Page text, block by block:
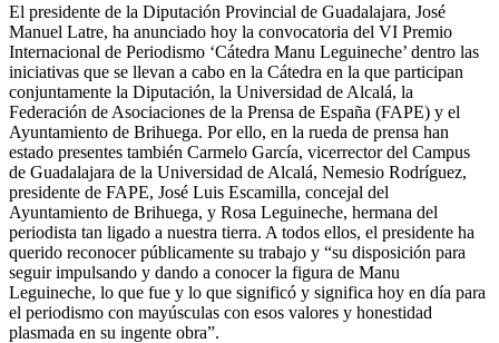
El presidente de la Diputación Provincial de Guadalajara, José
Manuel Latre, ha anunciado hoy la convocatoria del VI Premio
Internacional de Periodismo ‘Cátedra Manu Leguineche’ dentro las
iniciativas que se llevan a cabo en la Cátedra en la que participan
conjuntamente la Diputación, la Universidad de Alcalá, la
Federación de Asociaciones de la Prensa de España (FAPE) y el
Ayuntamiento de Brihuega. Por ello, en la rueda de prensa han
estado presentes también Carmelo García, vicerrector del Campus
de Guadalajara de la Universidad de Alcalá, Nemesio Rodríguez,
presidente de FAPE, José Luis Escamilla, concejal del
Ayuntamiento de Brihuega, y Rosa Leguineche, hermana del
periodista tan ligado a nuestra tierra. A todos ellos, el presidente ha
querido reconocer públicamente su trabajo y “su disposición para
seguir impulsando y dando a conocer la figura de Manu
Leguineche, lo que fue y lo que significó y significa hoy en día para
el periodismo con mayúsculas con esos valores y honestidad
plasmada en su ingente obra”.